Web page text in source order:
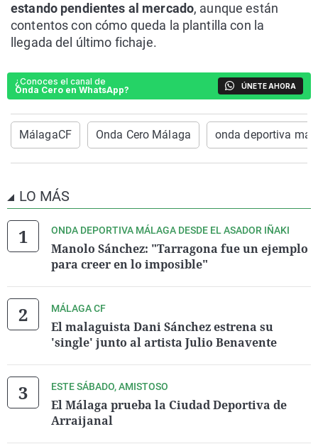
estando pendientes al mercado, aunque están
contentos con cómo queda la plantilla con la
llegada del último fichaje.
¿Conoces el canal de
Onda Cero en WhatsApp?
ÚNETE AHORA
MálagaCF Onda Cero Málaga onda deportiva
LO MÁS
ONDA DEPORTIVA MÁLAGA DESDE EL ASADOR IÑAKI
Manolo Sánchez: "Tarragona fue un ejemplo
para creer en lo imposible"
MÁLAGA CF
El malaguista Dani Sánchez estrena su
'single' junto al artista Julio Benavente
ESTE SÁBADO, AMISTOSO
El Málaga prueba la Ciudad Deportiva de
Arraijanal